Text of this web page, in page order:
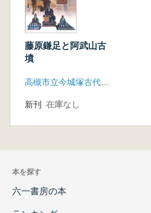
藤原鎌足と阿武山古
墳
新刊 在庫なし
本を探す
六一書房の本